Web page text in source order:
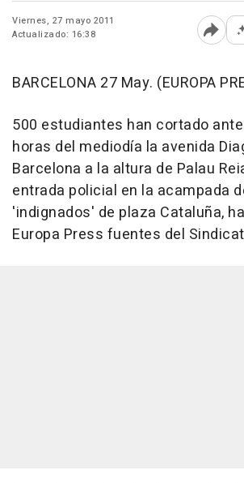
Viernes, 27 mayo 2011
Actualizado: 16:38
Abrir
BARCELONA 27 May. (EUROPA
500 estudiantes han cortado
horas del mediodía la avenida
Barcelona a la altura de Palau
entrada policial en la acampada
'indignados' de plaza Cataluña,
Europa Press fuentes del